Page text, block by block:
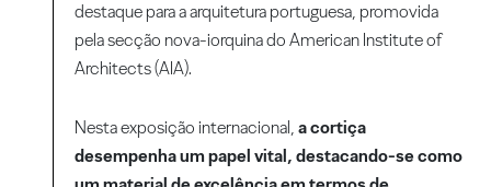
destaque para a arquitetura portuguesa, promovida
pela secção nova-iorquina do American Institute of
Architects (AIA).
Nesta exposição internacional,a cortiça
desempenha um papel vital, destacando-se como